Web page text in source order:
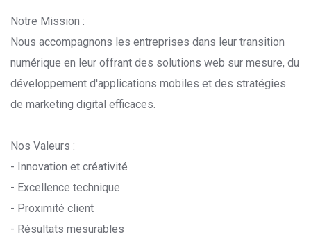
Notre Mission :
Nous accompagnons les entreprises dans leur transition
numérique en leur offrant des solutions web sur mesure, du
développement d'applications mobiles et des stratégies
de marketing digital efficaces.
Nos Valeurs :
- Innovation et créativité
- Excellence technique
- Proximité client
- Résultats mesurables